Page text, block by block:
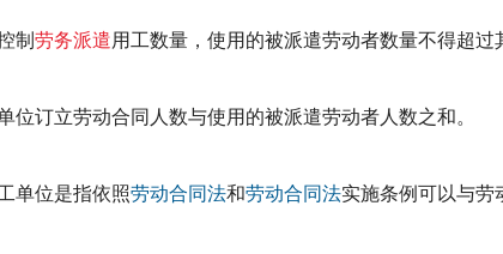
制 劳务派遣用工数量，使用的被派遣劳动者数量不得超过
位订立劳动合同人数与使用的被派遣劳动者人数之和。
单位是指依照劳动合同法和劳动合同法实施条例可以与劳